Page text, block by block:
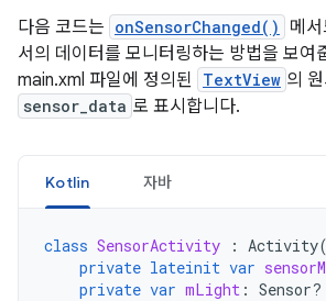
다음 코드는 onSensorChanged()
메
서의 데이터를 모니터링하는 방법을 보여
main.xml 파일에 정의된 TextView 의
sensor_data 로 표시합니다.
Kotlin 자바
class SensorActivity : Activity
private lateinit var
private var mLight : Sensor?